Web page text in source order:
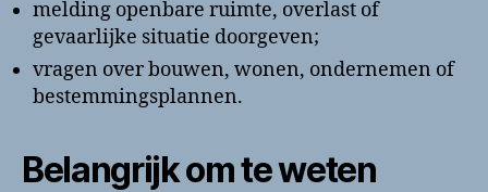
melding openbare ruimte, overlast of
gevaarlijke situatie doorgeven;
vragen over bouwen, wonen, ondernemen of
bestemmingsplannen.
Belangrijk om te weten